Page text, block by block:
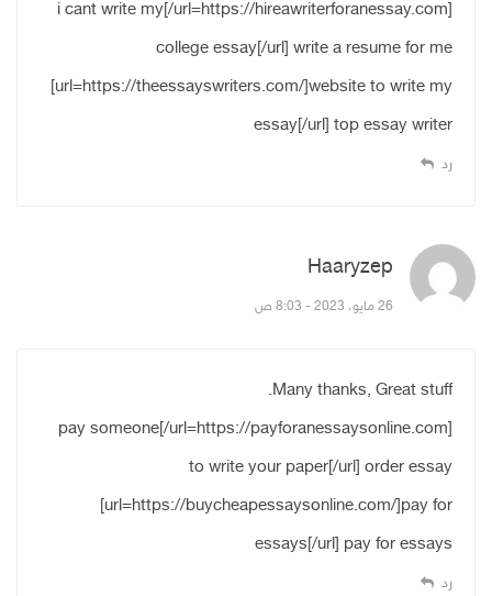
[url=https://hireawriterforanessay.com/]i cant write my
college essay[/url] write a resume for me
[url=https://theessayswriters.com/]website to write my
essay[/url] top essay writer
رد
Haaryzep
26 مايو، 2023 - 8:03 ص
Many thanks, Great stuff.
[url=https://payforanessaysonline.com/]pay someone
to write your paper[/url] order essay
[url=https://buycheapessaysonline.com/]pay for
essays[/url] pay for essays
رد